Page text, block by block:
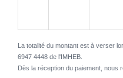
La totalité du montant est à verser
6947 4448 de l'IMHEB.
Dès la réception du paiement, nous